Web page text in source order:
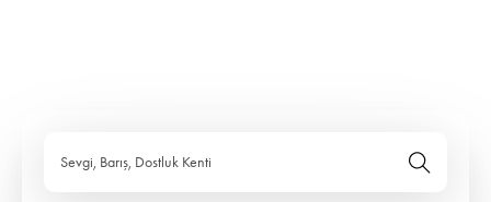
Sevgi, Barış, Dostluk Kenti